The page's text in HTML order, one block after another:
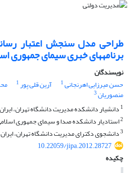
برنامه‎های خبری سیمای جمهوری اسلامی ایران
نویسندگان
حسن میرزایی اهرنجانی1 آرین قلی پور1
منصوریان3
1 دانشیار دانشکده مدیریت دانشگاه تهران، ایران
2استادیار دانشکده صدا و سیمای جمهوری اسلامی
3دانشجوی دکترای مدیریت دانشگاه تهران، ایران
10.22059/jipa.2012.28727
چکیده